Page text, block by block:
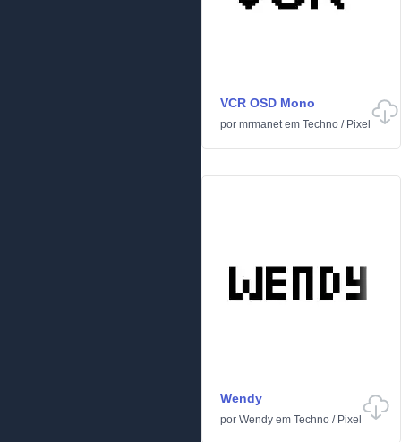
VCR OSD Mono
por mrmanetem Techno / Pixel
Wendy
por Wendy em Techno / Pixel